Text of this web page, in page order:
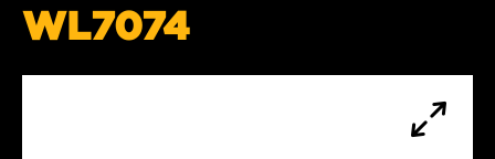
WL7074